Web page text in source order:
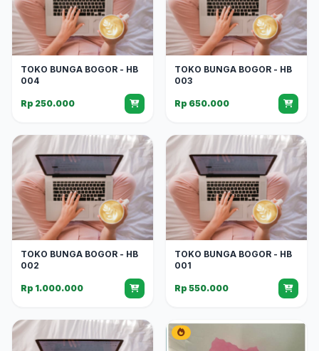
TOKO BUNGA BOGOR - HB
004
Rp 250.000
TOKO BUNGA BOGOR - HB
003
Rp 650.000
TOKO BUNGA BOGOR - HB
002
Rp 1.000.000
TOKO BUNGA BOGOR - HB
001
Rp 550.000